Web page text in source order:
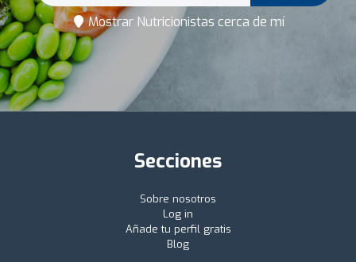
Mostrar Nutricionistas cerca de mí
Secciones
Sobre nosotros
Log in
Añade tu perfil gratis
Blog